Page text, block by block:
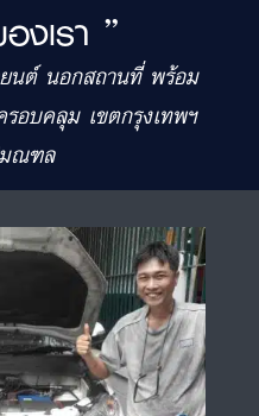
งเรา ”
นต์ นอกสถานที่ พร้อม
อบคลุม เขตกรุงเทพฯ
ณฑล